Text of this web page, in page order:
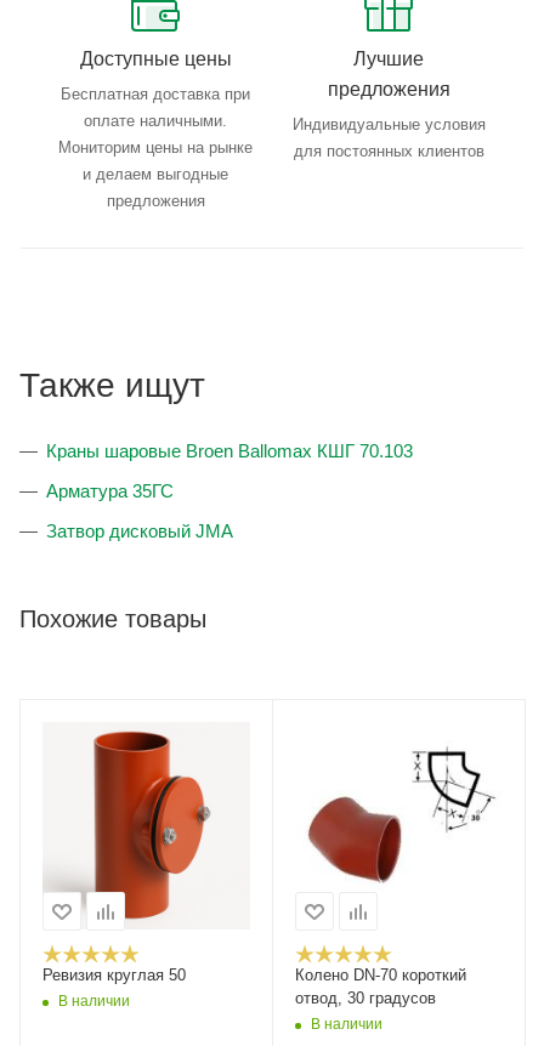
Доступные цены
Бесплатная доставка при
оплате наличными.
Мониторим цены на рынке
и делаем выгодные
предложения
Лучшие
предложения
Индивидуальные условия
для постоянных клиентов
Также ищут
Краны шаровые Broen Ballomax КШГ 70.103
Арматура 35ГС
Затвор дисковый JMA
Похожие товары
Ревизия круглая 50
В наличии
Колено DN-70 короткий
отвод, 30 градусов
В наличии